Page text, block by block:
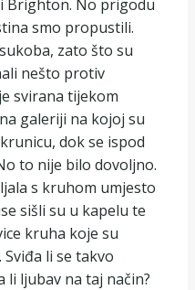
Brighton. No prigodu
smo propustili.
zato što su
nešto protiv
svirana tijekom
galeriji na kojoj su
dok se ispod
to nije bilo dovoljno.
s kruhom umjesto
sišli su u kapelu te
kruha koje su
li se takvo
li ljubav na taj način?